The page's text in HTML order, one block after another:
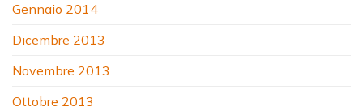
Gennaio 2014
Dicembre 2013
Novembre 2013
Ottobre 2013